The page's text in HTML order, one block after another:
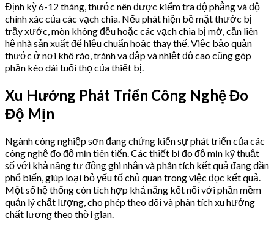
Định kỳ 6-12 tháng, thước nên được kiểm tra độ phẳng và độ
chính xác của các vạch chia. Nếu phát hiện bề mặt thước bị
trầy xước, mòn không đều hoặc các vạch chia bị mờ, cần liên
hệ nhà sản xuất để hiệu chuẩn hoặc thay thế. Việc bảo quản
thước ở nơi khô ráo, tránh va đập và nhiệt độ cao cũng góp
phần kéo dài tuổi thọ của thiết bị.
Xu Hướng Phát Triển Công Nghệ Đo
Độ Mịn
Ngành công nghiệp sơn đang chứng kiến sự phát triển của các
công nghệ đo độ mịn tiên tiến. Các thiết bị đo độ mịn kỹ thuật
số với khả năng tự động ghi nhận và phân tích kết quả đang dần
phổ biến, giúp loại bỏ yếu tố chủ quan trong việc đọc kết quả.
Một số hệ thống còn tích hợp khả năng kết nối với phần mềm
quản lý chất lượng, cho phép theo dõi và phân tích xu hướng
chất lượng theo thời gian.